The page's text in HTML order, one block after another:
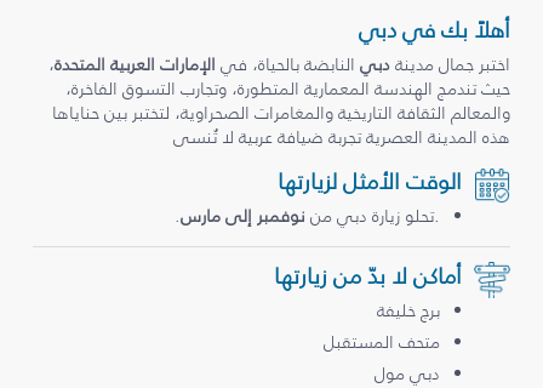
أهلاً بك في دبي
اختبر جمال مدينةدبيالنابضة بالحياة، في الإمارات العربية المتحدة،
حيث تندمج الهندسة المعمارية المتطورة، وتجارب التسوق الفاخرة،
والمعالم الثقافة التاريخية والمغامرات الصحراوية، لتختبر بين حناياها
هذه المدينة العصرية تجربة ضيافة عربية لا تُنسى
الوقت الأمثل لزيارتها
.تحلو زيارة دبي من نوفمبر إلى مارس.
أماكن لا بدّ من زيارتها
برج خليفة
متحف المستقبل
دبي مول